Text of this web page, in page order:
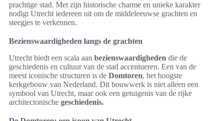
prachtige stad. Met zijn historische charme en unieke karakter
nodigt Utrecht iedereen uit om de middeleeuwse grachten en
steegjes te verkennen.
Bezienswaardigheden langs de grachten
Utrecht biedt een scala aan bezienswaardigheden die de
geschiedenis en cultuur van de stad accentueren. Een van de
meest iconische structuren is de Domtoren, het hoogste
kerkgebouw van Nederland. Dit bouwwerk is niet alleen een
symbool van Utrecht, maar ook een getuigenis van de rijke
architectonische geschiedenis.